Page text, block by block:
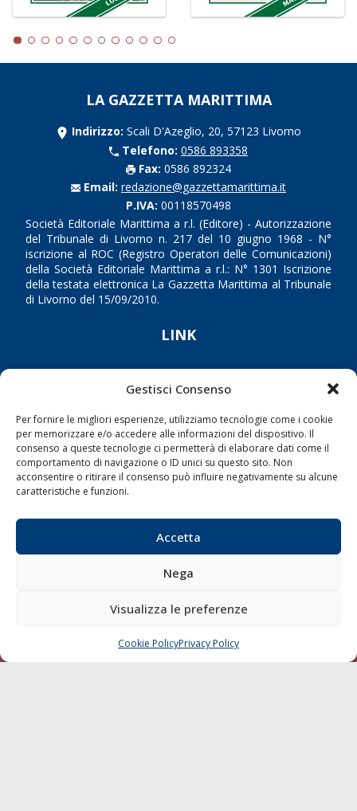
Gestisci Consenso
Per fornire le migliori esperienze, utilizziamo tecnologie come i cookie
per memorizzare e/o accedere alle informazioni del dispositivo. Il
consenso a queste tecnologie ci permetterà di elaborare dati come il
comportamento di navigazione o ID unici su questo sito. Non
acconsentire o ritirare il consenso può influire negativamente su alcune
caratteristiche e funzioni.
Accetta
Nega
Visualizza le preferenze
Cookie PolicyPrivacy Policy
LA GAZZETTA MARITTIMA
Indirizzo: Scali D'Azeglio, 20, 57123 Livorno
Telefono: 0586 893358
Fax: 0586 892324
Email: redazione@gazzettamarittima.it
P.IVA: 00118570498
Società Editoriale Marittima a r.l. (Editore) - Autorizzazione
del Tribunale di Livorno n. 217 del 10 giugno 1968 - N°
iscrizione al ROC (Registro Operatori delle Comunicazioni)
della Società Editoriale Marittima a r.l.: N° 1301 Iscrizione
della testata elettronica La Gazzetta Marittima al Tribunale
di Livorno del 15/09/2010.
LINK
Shipping
Porti/Interporti
Trasporti
Varie
Sostenibilità
Compagnie di Navigazione
Blue economy
Diporto
CHIAMA SCRIVI